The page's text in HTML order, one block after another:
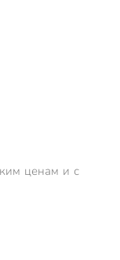
ценам и с